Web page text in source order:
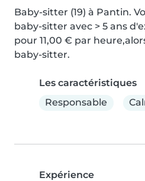
Baby-sitter (19) à Pantin.
baby-sitter avec > 5 ans
pour 11,00 € par
baby-sitter.
Les caractéristiques
Responsable
Expérience